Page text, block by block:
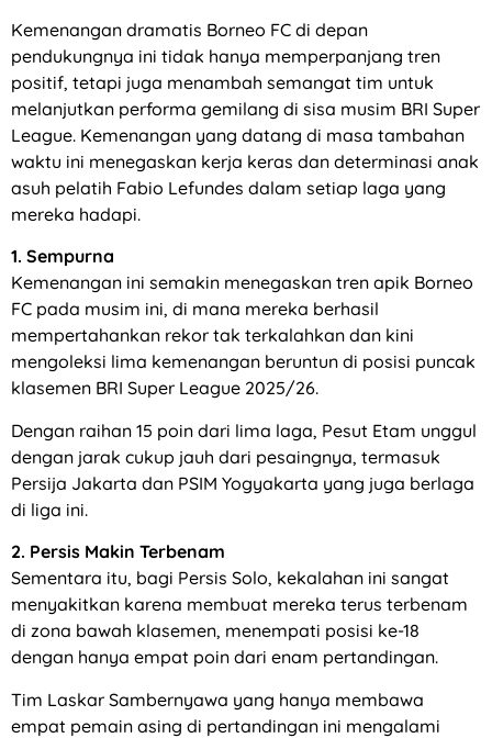
Kemenangan dramatis Borneo FC di depan
pendukungnya ini tidak hanya memperpanjang tren
positif, tetapi juga menambah semangat tim untuk
melanjutkan performa gemilang di sisa musim BRI Super
League. Kemenangan yang datang di masa tambahan
waktu ini menegaskan kerja keras dan determinasi anak
asuh pelatih Fabio Lefundes dalam setiap laga yang
mereka hadapi.
1. Sempurna
Kemenangan ini semakin menegaskan tren apik Borneo
FC pada musim ini, di mana mereka berhasil
mempertahankan rekor tak terkalahkan dan kini
mengoleksi lima kemenangan beruntun di posisi puncak
klasemen BRI Super League 2025/26.
Dengan raihan 15 poin dari lima laga, Pesut Etam unggul
dengan jarak cukup jauh dari pesaingnya, termasuk
Persija Jakarta dan PSIM Yogyakarta yang juga berlaga
di liga ini.
2. Persis Makin Terbenam
Sementara itu, bagi Persis Solo, kekalahan ini sangat
menyakitkan karena membuat mereka terus terbenam
di zona bawah klasemen, menempati posisi ke-18
dengan hanya empat poin dari enam pertandingan.
Tim Laskar Sambernyawa yang hanya membawa
empat pemain asing di pertandingan ini mengalami